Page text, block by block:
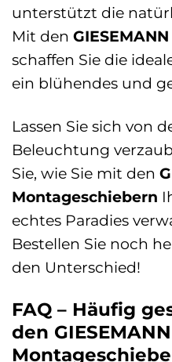
unterstützt die
Mit den
schaffen Sie die
ein blühendes und
Lassen Sie sich von
Beleuchtung
Sie, wie Sie mit den
Montageschiebern
echtes Paradies
Bestellen Sie noch
den Unterschied!
FAQ – Häufig
den GIESEMANN